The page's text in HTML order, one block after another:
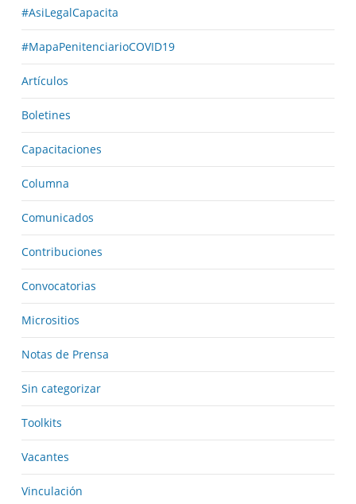
#AsiLegalCapacita
#MapaPenitenciarioCOVID19
Artículos
Boletines
Capacitaciones
Columna
Comunicados
Contribuciones
Convocatorias
Micrositios
Notas de Prensa
Sin categorizar
Toolkits
Vacantes
Vinculación